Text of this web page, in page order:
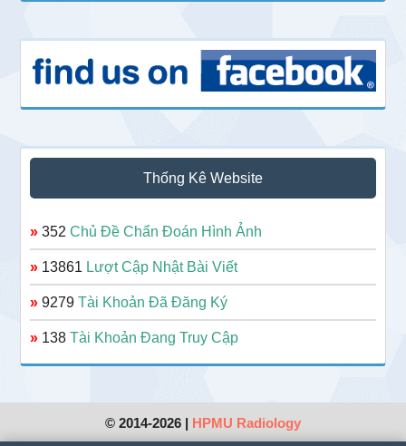
Thống Kê Website
» 352Chủ Đề Chẩn Đoán Hình Ảnh
» 13861 Lượt Cập Nhật Bài Viết
» 9279Tài Khoản Đã Đăng Ký
» 138Tài Khoản Đang Truy Cập
© 2014-2026 | HPMU Radiology